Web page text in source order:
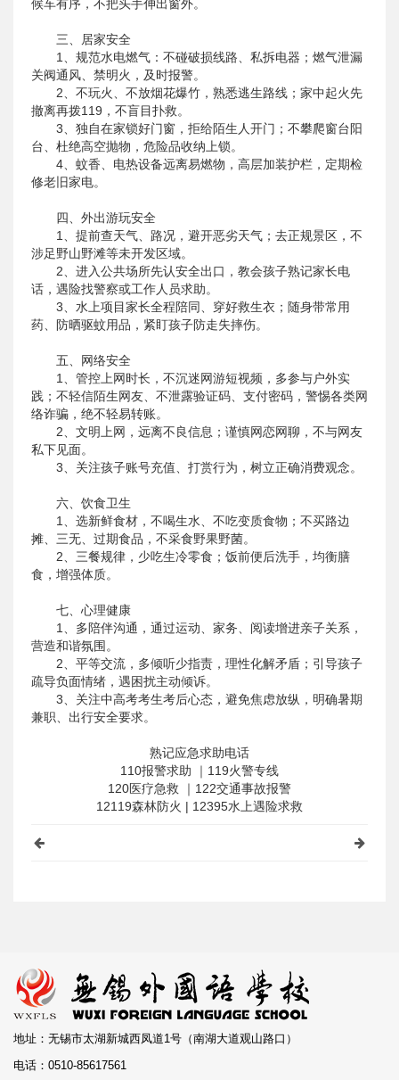
候车有序，不把头手伸出窗外。
三、居家安全
1、规范水电燃气：不碰破损线路、私拆电器；燃气泄漏
关阀通风、禁明火，及时报警。
2、不玩火、不放烟花爆竹，熟悉逃生路线；家中起火先
撤离再拨119，不盲目扑救。
3、独自在家锁好门窗，拒给陌生人开门；不攀爬窗台阳
台、杜绝高空抛物，危险品收纳上锁。
4、蚊香、电热设备远离易燃物，高层加装护栏，定期检
修老旧家电。
四、外出游玩安全
1、提前查天气、路况，避开恶劣天气；去正规景区，不
涉足野山野滩等未开发区域。
2、进入公共场所先认安全出口，教会孩子熟记家长电
话，遇险找警察或工作人员求助。
3、水上项目家长全程陪同、穿好救生衣；随身带常用
药、防晒驱蚊用品，紧盯孩子防走失摔伤。
五、网络安全
1、管控上网时长，不沉迷网游短视频，多参与户外实
践；不轻信陌生网友、不泄露验证码、支付密码，警惕各类网
络诈骗，绝不轻易转账。
2、文明上网，远离不良信息；谨慎网恋网聊，不与网友
私下见面。
3、关注孩子账号充值、打赏行为，树立正确消费观念。
六、饮食卫生
1、选新鲜食材，不喝生水、不吃变质食物；不买路边
摊、三无、过期食品，不采食野果野菌。
2、三餐规律，少吃生冷零食；饭前便后洗手，均衡膳
食，增强体质。
七、心理健康
1、多陪伴沟通，通过运动、家务、阅读增进亲子关系，
营造和谐氛围。
2、平等交流，多倾听少指责，理性化解矛盾；引导孩子
疏导负面情绪，遇困扰主动倾诉。
3、关注中高考考生考后心态，避免焦虑放纵，明确暑期
兼职、出行安全要求。
熟记应急求助电话
110报警求助 ｜119火警专线
120医疗急救 ｜122交通事故报警
12119森林防火 | 12395水上遇险求救
地址：无锡市太湖新城西凤道1号（南湖大道观山路口）
电话：0510-85617561